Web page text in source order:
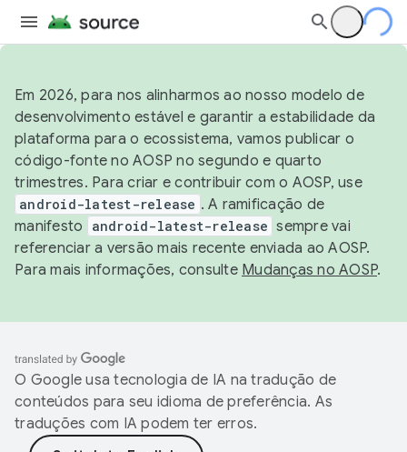
Em 2026, para nos alinharmos ao nosso modelo de
desenvolvimento estável e garantir a estabilidade da
plataforma para o ecossistema, vamos publicar o
código-fonte no AOSP no segundo e quarto
trimestres. Para criar e contribuir com o AOSP, use
android-latest-release . A ramificação de
manifesto
android-latest-release sempre vai
referenciar a versão mais recente enviada ao AOSP.
Para mais informações, consulte Mudanças no AOSP.
O Google usa tecnologia de IA na tradução de
conteúdos para seu idioma de preferência. As
traduções com IA podem ter erros.